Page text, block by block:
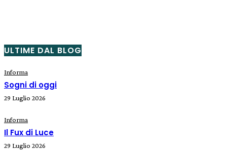
ULTIME DAL BLOG
Informa
Sogni di oggi
29 Luglio 2026
Informa
Il Fux di Luce
29 Luglio 2026